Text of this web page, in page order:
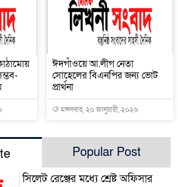
ঈদগাঁওয়ে আ.লীগ নেতা
সোহেলের বিএনপির জন্য ভোট
প্রার্থনা
মঙ্গলবার, ২০ জানুয়ারী, ২০২৬
Popular Post
সিলেট রেঞ্জের মধ্যে শ্রেষ্ট অফিসার